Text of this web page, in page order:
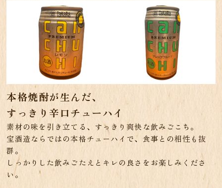
本格焼酎が生んだ、
すっきり辛口チューハイ
素材の味を引き立てる、すっきり爽快な飲みごこち。
宝酒造ならではの本格チューハイで、食事との相性も抜
群。
しっかりした飲みごたえとキレの良さをお楽しみくださ
い。